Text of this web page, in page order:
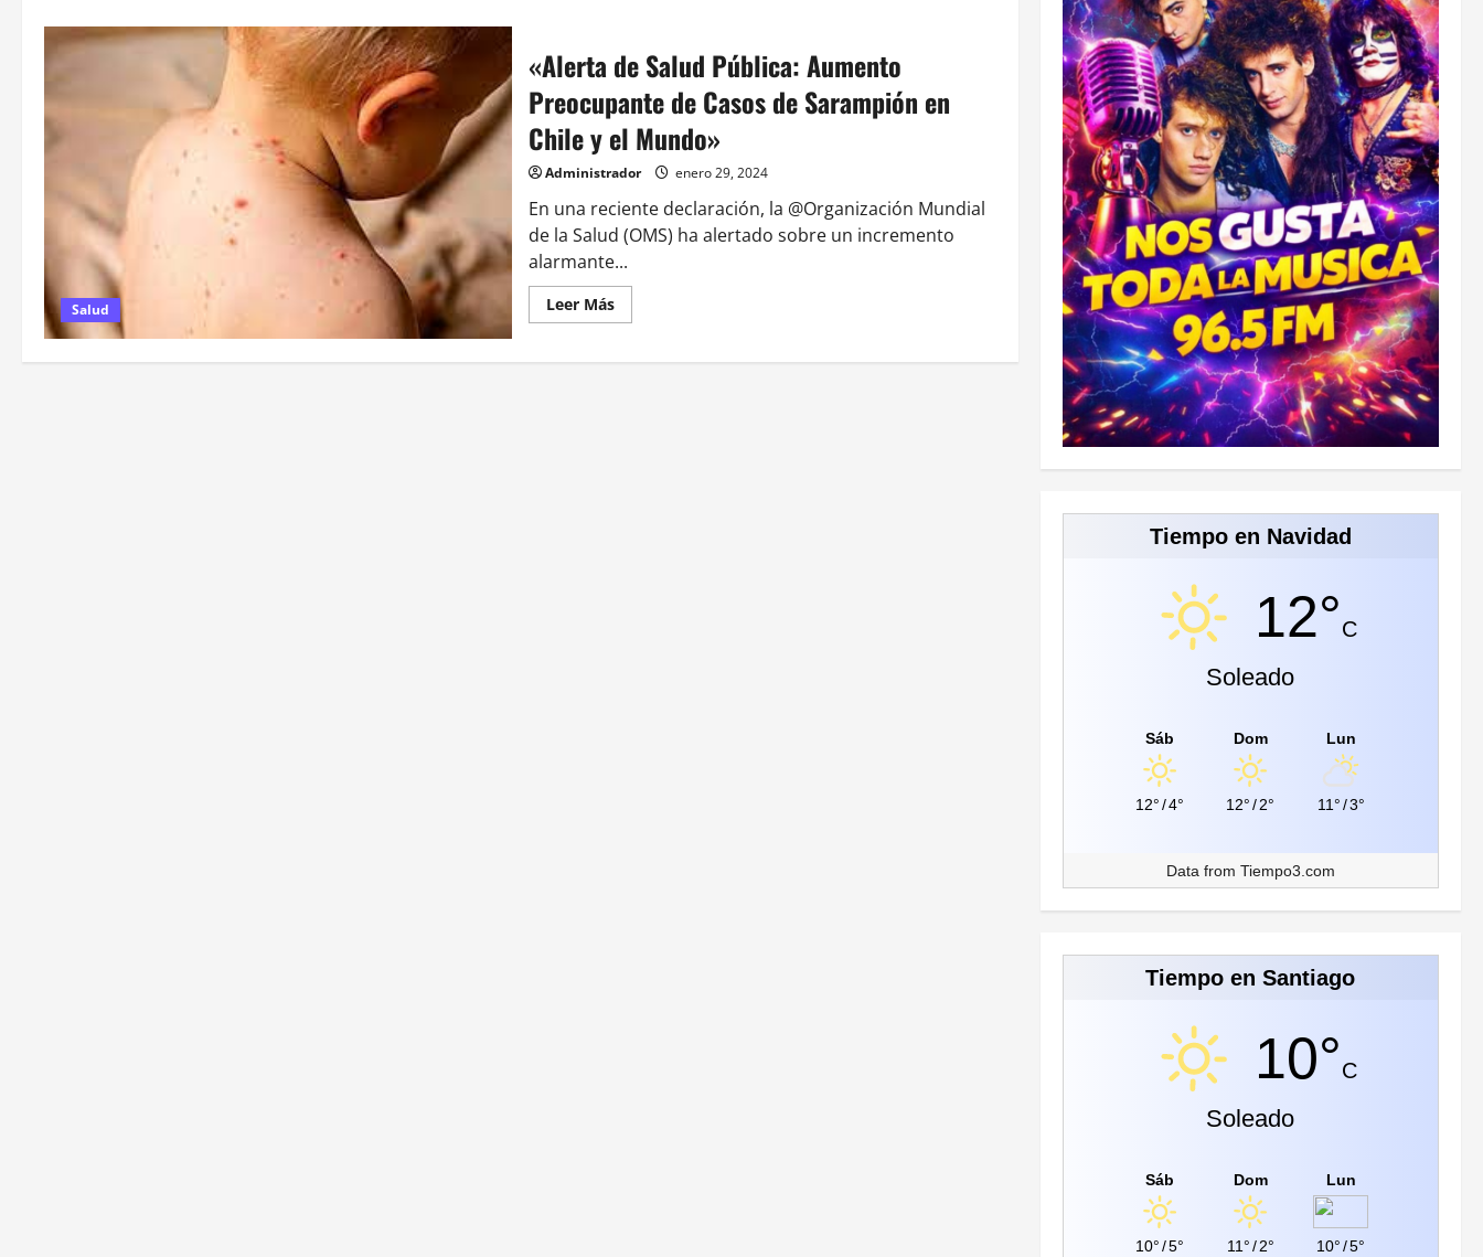
Salud
«Alerta de Salud Pública: Aumento
Preocupante de Casos de Sarampión en
Chile y el Mundo»
Administrador enero 29, 2024
En una reciente declaración, la @Organización Mundial
de la Salud (OMS) ha alertado sobre un incremento
alarmante...
Leer MásLeer
más
«Alerta
Tiempo en Navidad
12°C
Soleado
Sáb
12° /4°
Dom
12° /2°
Lun
11°/3°
Data from Tiempo3.com
Tiempo en Santiago
10°C
Soleado
Sáb
10° /5°
Dom
11°/2°
Lun
10° /5°